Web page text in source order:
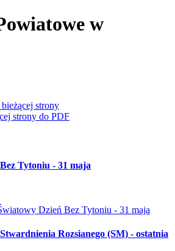
w
strony
strony do PDF
Tytoniu - 31 maja
Dzień Bez Tytoniu - 31 maja
Rozsianego (SM) - ostatnia